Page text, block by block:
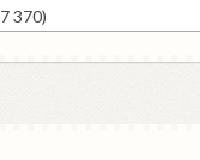
370)